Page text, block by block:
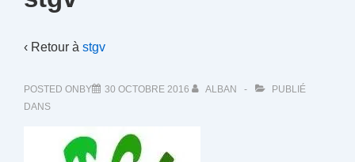
principal
‹ Retour à stgv
POSTED ONBY 30 OCTOBRE 2016 ALBAN
PUBLIÉ
DANS